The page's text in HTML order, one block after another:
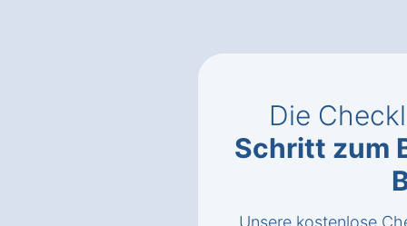
Die
Schritt zum
Unsere kostenlose